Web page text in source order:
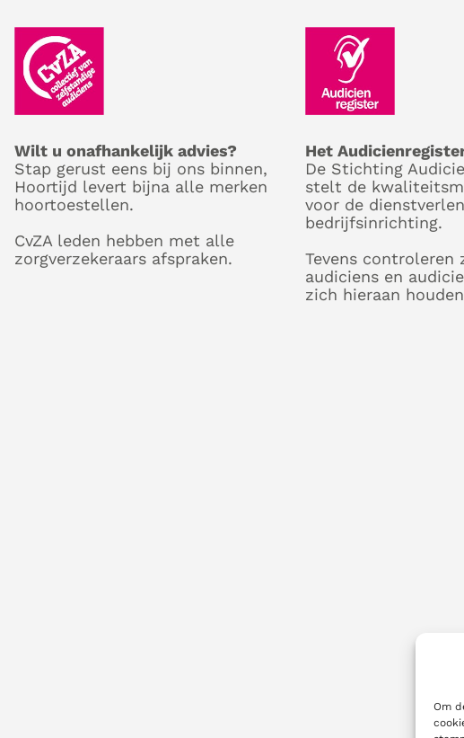
Om
Wilt u onafhankelijk advies?
Stap gerust eens bij ons binnen,
Hoortijd levert bijna alle merken
hoortoestellen.
CvZA leden hebben met alle
zorgverzekeraars afspraken.
Het
De Stichting
stelt de
voor de
bedrijfsinrichting.
Tevens controleren
audiciens en
zich hieraan